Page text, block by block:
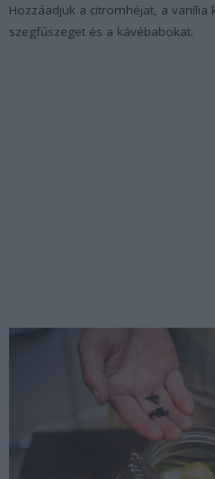
Hozzáadjuk a citromhéjat, a vanília
szegfűszeget és a kávébabokat.